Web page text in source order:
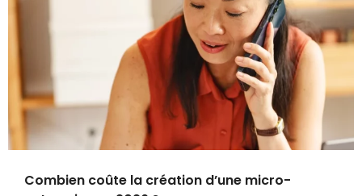
Combien coûte la création d’une micro-